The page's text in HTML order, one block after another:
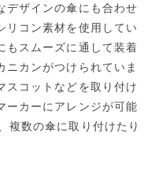
デザインの傘にも合わせ
リコン素材を使用してい
もスムーズに通して装着
ニカンがつけられていま
スコットなどを取り付け
ーカーにアレンジが可能
数の傘に取り付けたり